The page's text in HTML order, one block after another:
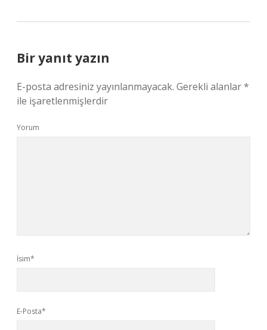
Bir yanıt yazın
E-posta adresiniz yayınlanmayacak. Gerekli alanlar*
ile işaretlenmişlerdir
Yorum
İsim*
E-Posta*